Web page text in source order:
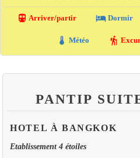
directions_transit Arriver/partir local_hotel Dormir
thermostat Météo hiking
PANTIP
HOTEL À BANGKOK
Etablissement 4 étoiles